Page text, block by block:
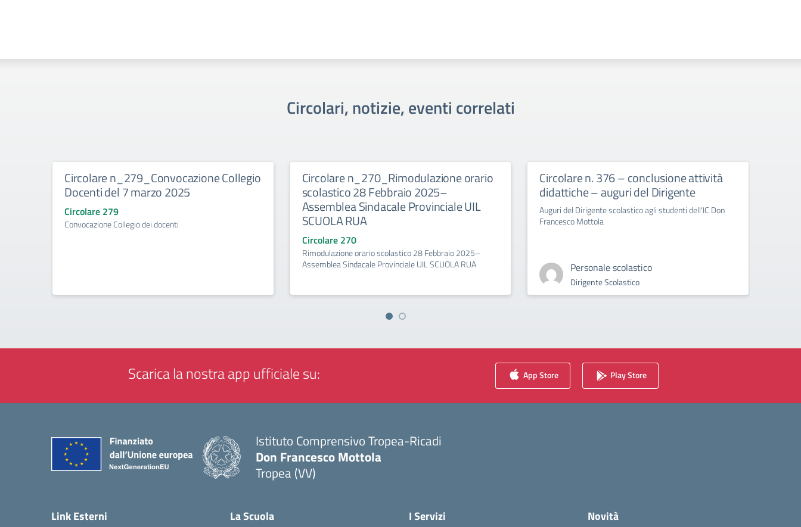
Circolari, notizie, eventi correlati
Circolare n_279_Convocazione Collegio
Docenti del 7 marzo 2025
Circolare 279
Convocazione Collegio dei docenti
Circolare n_270_Rimodulazione orario
scolastico 28 Febbraio 2025–
Assemblea Sindacale Provinciale UIL
SCUOLA RUA
Circolare 270
Rimodulazione orario scolastico 28 Febbraio 2025–
Assemblea Sindacale Provinciale UIL SCUOLA RUA
Circolare n. 376 – conclusione attività
didattiche – auguri del Dirigente
Auguri del Dirigente scolastico agli studenti dell'IC Don
Francesco Mottola
Personale scolastico
Dirigente Scolastico
Scarica la nostra app ufficiale su: App Store Play Store
Istituto Comprensivo Tropea-Ricadi
Don Francesco Mottola
Tropea (VV)
Link Esterni La Scuola I Servizi Novità